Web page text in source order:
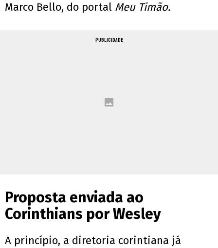
Marco Bello, do portal Meu Timão.
PUBLICIDADE
Proposta enviada ao
Corinthians por Wesley
A princípio, a diretoria corintiana já